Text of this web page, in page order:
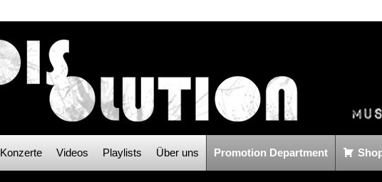
Konzerte Videos Playlists Über uns Promotion Department